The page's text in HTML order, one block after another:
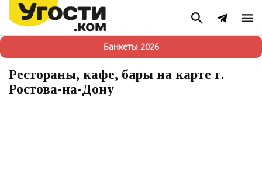
Банкеты 2026
Рестораны, кафе, бары на карте г.
Ростова-на-Дону